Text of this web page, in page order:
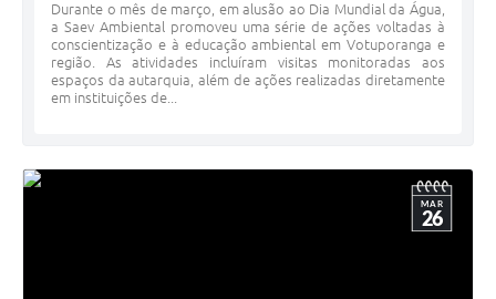
Durante o mês de março, em alusão ao Dia Mundial da Água,
a Saev Ambiental promoveu uma série de ações voltadas à
conscientização e à educação ambiental em Votuporanga e
região. As atividades incluíram visitas monitoradas aos
espaços da autarquia, além de ações realizadas diretamente
em instituições de...
MAR
26